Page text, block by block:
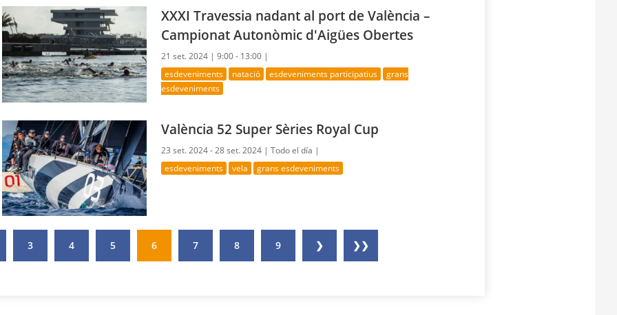
XXXI Travessia nadant al port de València –
Campionat Autonòmic d'Aigües Obertes
21 set. 2024 |9:00 - 13:00 |
esdeveniments natació esdeveniments participatius
grans
esdeveniments
València 52 Super Sèries Royal Cup
23 set. 2024 - 28 set. 2024 |Todo el día |
esdeveniments vela grans esdeveniments
3 4 5 6 7 8 9 ❯ ❯❯